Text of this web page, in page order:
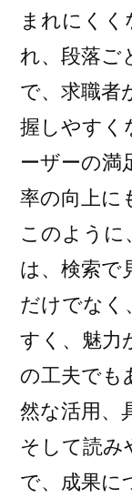
まれにくく
れ、段落ご
で、求職者
握しやすく
ーザーの満
率の向上に
このように
は、検索で
だけでなく
すく、魅力
の工夫でも
然な活用、
そして読み
で、成果に